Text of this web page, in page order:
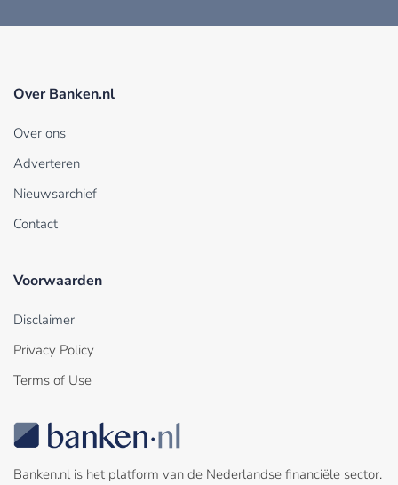
Over Banken.nl
Over ons
Adverteren
Nieuwsarchief
Contact
Voorwaarden
Disclaimer
Privacy Policy
Terms of Use
Banken.nl is het platform van de Nederlandse financiële sector.